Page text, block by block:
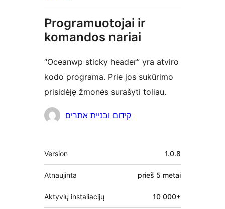
Programuotojai ir
komandos nariai
“Oceanwp sticky header” yra atviro
kodo programa. Prie jos sukūrimo
prisidėję žmonės surašyti toliau.
Autoriaiקידום ובניית אתרים
Metainformacija
Version 1.0.8
Atnaujinta prieš 5 metai
Aktyvių instaliacijų 10 000+